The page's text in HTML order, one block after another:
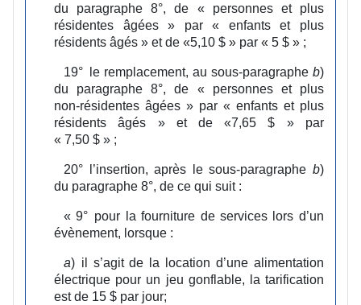
du paragraphe 8°, de « personnes et plus
résidentes âgées » par « enfants et plus
résidents âgés » et de «5,10 $ » par « 5 $ » ;
19° le remplacement, au sous‑paragraphe b)
du paragraphe 8°, de « personnes et plus
non‑résidentes âgées » par « enfants et plus
résidents âgés » et de «7,65 $ » par
« 7,50 $ » ;
20° l’insertion, après le sous‑paragraphe b)
du paragraphe 8°, de ce qui suit :
«9° pour la fourniture de services lors d’un
évènement, lorsque :
a) il s’agit de la location d’une alimentation
électrique pour un jeu gonflable, la tarification
est de 15 $ par jour;